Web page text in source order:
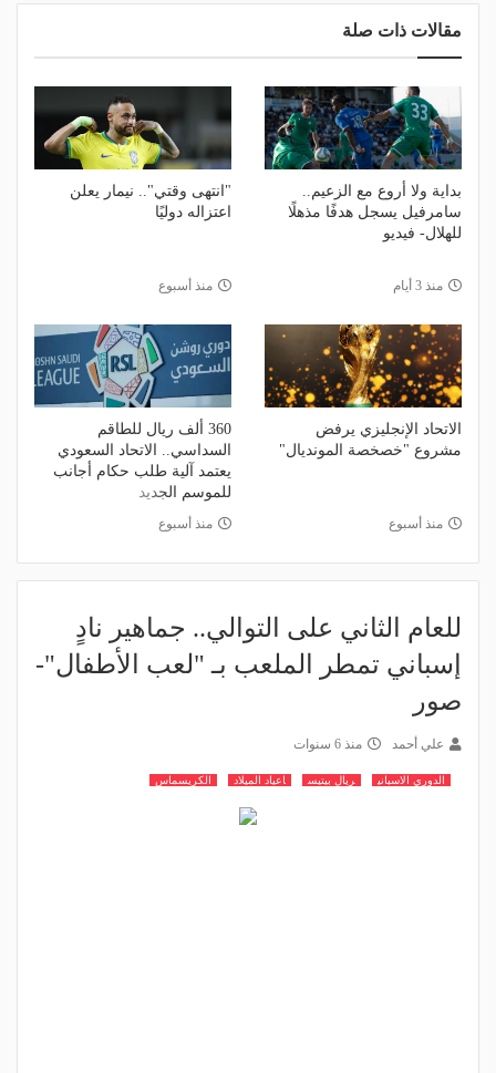
مقالات ذات صلة
بداية ولا أروع مع الزعيم..
سامرفيل يسجل هدفًا مذهلًا
للهلال- فيديو
منذ 3 أيام
"انتهى وقتي".. نيمار يعلن
اعتزاله دوليًا
منذ أسبوع
الاتحاد الإنجليزي يرفض
مشروع "خصخصة المونديال"
منذ أسبوع
360 ألف ريال للطاقم
السداسي.. الاتحاد السعودي
يعتمد آلية طلب حكام أجانب
للموسم الجديد
منذ أسبوع
للعام الثاني على التوالي.. جماهير نادٍ
إسباني تمطر الملعب بـ "لعب الأطفال"-
صور
علي أحمد منذ 6 سنوات
الدوري الاسباني ريال بيتيس اعياد الميلاد الكريسماس